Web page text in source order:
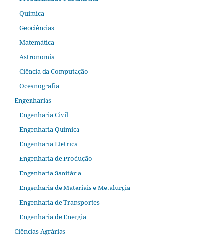
Química
Geociências
Matemática
Astronomia
Ciência da Computação
Oceanografia
Engenharias
Engenharia Civil
Engenharia Química
Engenharia Elétrica
Engenharia de Produção
Engenharia Sanitária
Engenharia de Materiais e Metalurgia
Engenharia de Transportes
Engenharia de Energia
Ciências Agrárias